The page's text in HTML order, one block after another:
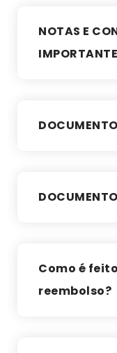
NOTAS E
Como é
reembolso?